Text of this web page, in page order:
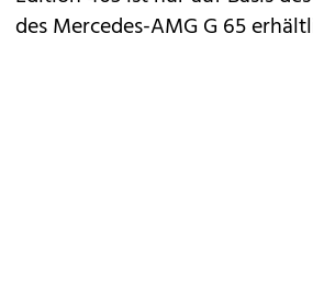
des Mercedes-AMG G 65